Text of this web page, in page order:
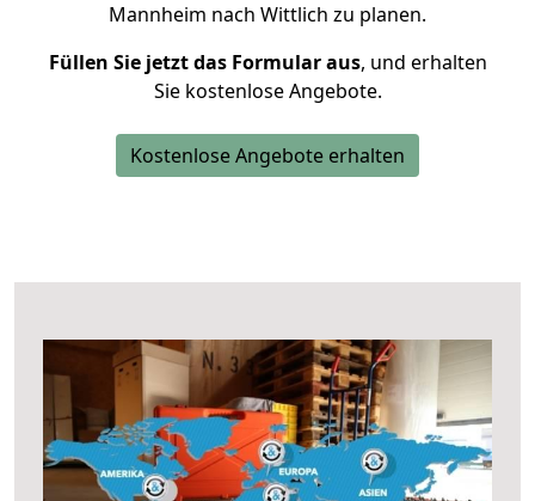
Mannheim nach Wittlich zu planen.
Füllen Sie jetzt das Formular aus, und erhalten
Sie kostenlose Angebote.
Kostenlose Angebote erhalten